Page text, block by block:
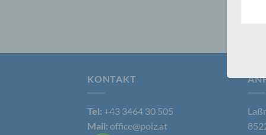
KONTAKT
Tel: +43 3464 30 505
Mail: office@polz.at
Wir
a)